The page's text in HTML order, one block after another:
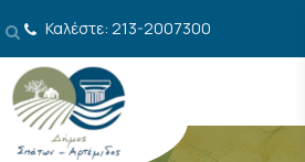
Καλέστε: 213-2007300